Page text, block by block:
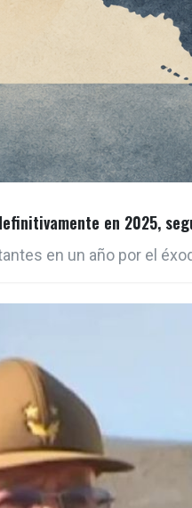
en 2025,
en un año por el